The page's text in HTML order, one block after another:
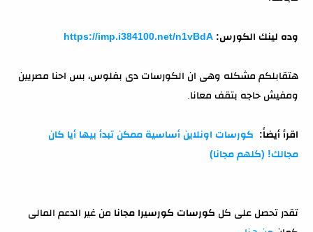
وده لينك الكورس: https://imp.i384100.net/n1vBdA
هتقابلكم مشكله وهى ان الكورسات دى بفلوس، بس احنا مصريين
ومفيش حاجه بتقف معانا.
اقرأ أيضاً:
كورسات اونلاين أساسية ممكن تبدأ بيها أيا كان
مجالك! (كلهم مجانا)
تقدر تحصل على كل كورسات كورسيرا مجانا من غير الدعم المالى